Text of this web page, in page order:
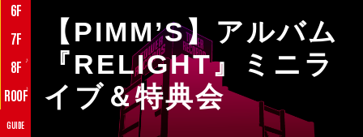
6F
7F
8F
♪
ROOF♪
GUIDE
【PIMM’S】アルバム
『RELIGHT』ミニラ
イブ＆特典会